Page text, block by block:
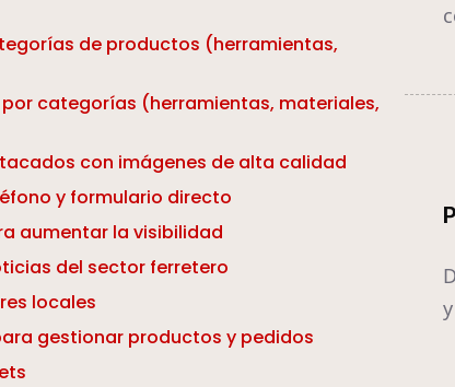
de productos (herramientas,
categorías (herramientas, materiales,
con imágenes de alta calidad
y formulario directo
aumentar la visibilidad
del sector ferretero
locales
gestionar productos y pedidos